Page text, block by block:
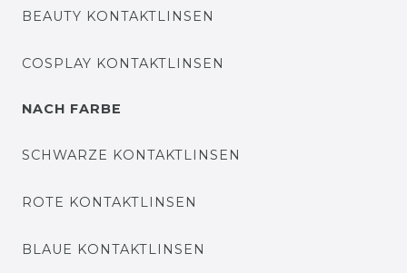
BEAUTY KONTAKTLINSEN
COSPLAY KONTAKTLINSEN
NACH FARBE
SCHWARZE KONTAKTLINSEN
ROTE KONTAKTLINSEN
BLAUE KONTAKTLINSEN